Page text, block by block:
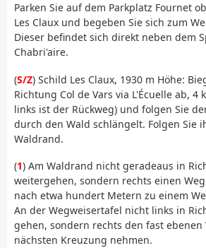
Parken Sie auf dem Parkplatz Fournet
Les Claux und begeben Sie sich zum
Dieser befindet sich direkt neben dem
Chabri'aire.
(S/Z) Schild Les Claux, 1930 m Höhe:
Richtung Col de Vars via L'Écuelle ab, 4
links ist der Rückweg) und folgen Sie
durch den Wald schlängelt. Folgen Sie
Waldrand.
(1) Am Waldrand nicht geradeaus in
weitergehen, sondern rechts einen
nach etwa hundert Metern zu einem
An der Wegweisertafel nicht links in
gehen, sondern rechts den fast ebenen
nächsten Kreuzung nehmen.